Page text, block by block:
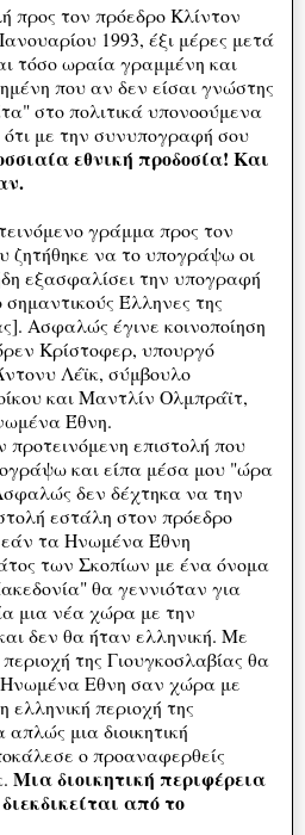
προς τον πρόεδρο Κλίντον
1993, έξι μέρες μετά
τόσο ωραία γραμμένη και
που αν δεν είσαι γνώστης
στο πολιτικά υπονοούμενα
με την συνυπογραφή σου
εθνική προδοσία! Και
γράμμα προς τον
ζητήθηκε να το υπογράψω οι
εξασφαλίσει την υπογραφή
Έλληνες της
Ασφαλώς έγινε κοινοποίηση
Κρίστοφερ, υπουργό
Λέϊκ, σύμβουλο
και Μαντλίν Ολμπράϊτ,
Έθνη.
προτεινόμενη επιστολή που
και είπα μέσα μου "ώρα
δεν δέχτηκα να την
εστάλη στον πρόεδρο
τα Ηνωμένα Έθνη
των Σκοπίων με ένα όνομα
θα γεννιόταν για
μια νέα χώρα με την
δεν θα ήταν ελληνική. Με
της Γιουγκοσλαβίας θα
Εθνη σαν χώρα με
περιοχή της
μια διοικητική
ο προαναφερθείς
Μια διοικητική περιφέρεια
από το